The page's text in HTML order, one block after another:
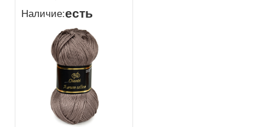
Наличие:есть